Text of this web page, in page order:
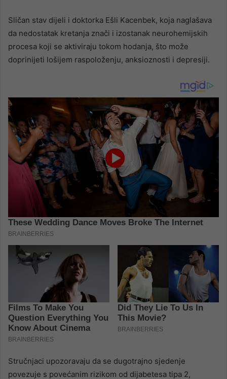
Sličan stav dijeli i doktorka Ešli Kacenbek, koja naglašava
da nedostatak kretanja znači i izostanak neurohemijskih
procesa koji se aktiviraju tokom hodanja, što može
doprinijeti lošijem raspoloženju, anksioznosti i depresiji.
Stručnjaci upozoravaju da se dugotrajno sjedenje
povezuje s povećanim rizikom od dijabetesa tipa 2,